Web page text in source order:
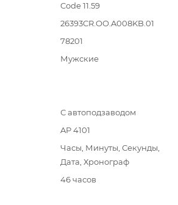
Code 11.59
26393CR.OO.A008KB.01
78201
Мужские
С автоподзаводом
AP 4101
Часы, Минуты, Секунды,
Дата, Хронограф
46 часов